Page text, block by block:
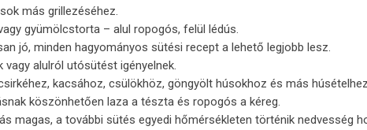
más grillezéséhez.
gyümölcstorta – alul ropogós, felül lédús.
jó, minden hagyományos sütési recept a lehető legjobb lesz.
alulról utósütést igényelnek.
kacsához, csülökhöz, göngyölt húsokhoz és más
köszönhetően laza a tészta és ropogós a kéreg.
magas, a további sütés egyedi hőmérsékleten történik nedvesség